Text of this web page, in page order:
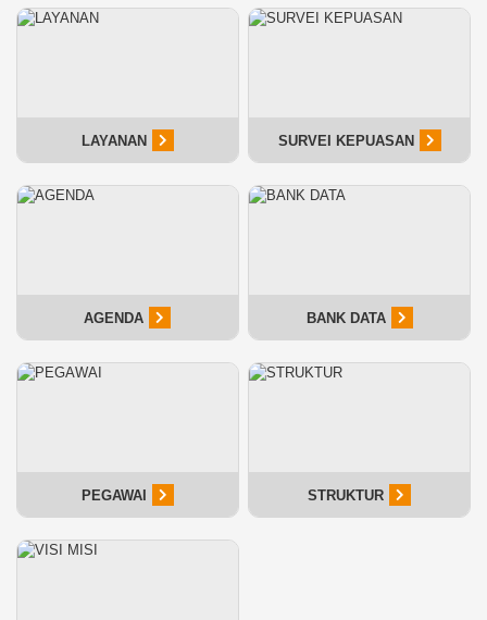
LAYANAN SURVEI KEPUASAN
AGENDA BANK DATA
PEGAWAI STRUKTUR